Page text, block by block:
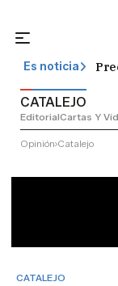
Es noticia
CATALEJO
EditorialCartas Y
Opinión Catalejo
CATALEJO